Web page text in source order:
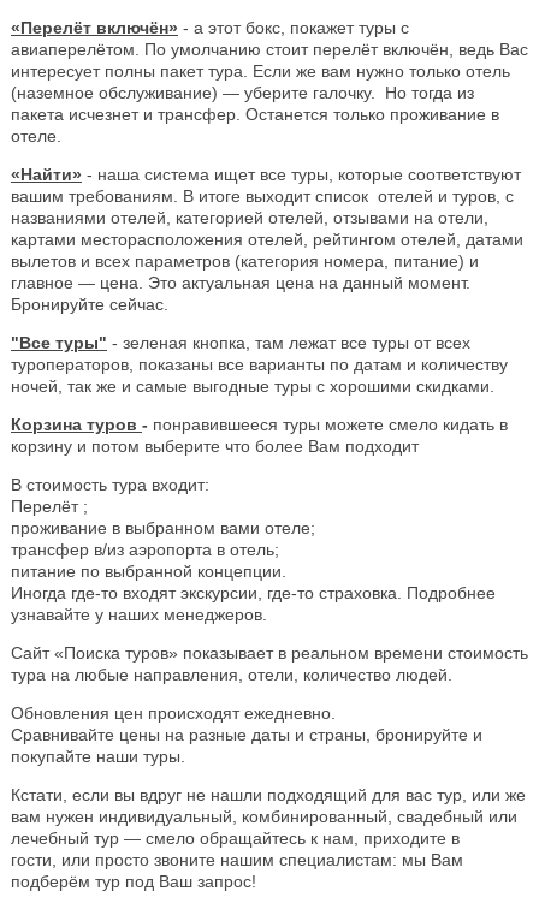
«Перелёт включён» - а этот бокс, покажет туры с
авиаперелётом. По умолчанию стоит перелёт включён, ведь Вас
интересует полны пакет тура. Если же вам нужно только отель
(наземное обслуживание) — уберите галочку. Но тогда из
пакета исчезнет и трансфер. Останется только проживание в
отеле.
«Найти» - наша система ищет все туры, которые соответствуют
вашим требованиям. В итоге выходит список отелей и туров, с
названиями отелей, категорией отелей, отзывами на отели,
картами месторасположения отелей, рейтингом отелей, датами
вылетов и всех параметров (категория номера, питание) и
главное — цена. Это актуальная цена на данный момент.
Бронируйте сейчас.
"Все туры" - зеленая кнопка, там лежат все туры от всех
туроператоров, показаны все варианты по датам и количеству
ночей, так же и самые выгодные туры с хорошими скидками.
Корзина туров - понравившееся туры можете смело кидать в
корзину и потом выберите что более Вам подходит
В стоимость тура входит:
Перелёт ;
проживание в выбранном вами отеле;
трансфер в/из аэропорта в отель;
питание по выбранной концепции.
Иногда где-то входят экскурсии, где-то страховка. Подробнее
узнавайте у наших менеджеров.
Сайт «Поиска туров» показывает в реальном времени стоимость
тура на любые направления, отели, количество людей.
Обновления цен происходят ежедневно.
Сравнивайте цены на разные даты и страны, бронируйте и
покупайте наши туры.
Кстати, если вы вдруг не нашли подходящий для вас тур, или же
вам нужен индивидуальный, комбинированный, свадебный или
лечебный тур — смело обращайтесь к нам, приходите в
гости, или просто звоните нашим специалистам: мы Вам
подберём тур под Ваш запрос!